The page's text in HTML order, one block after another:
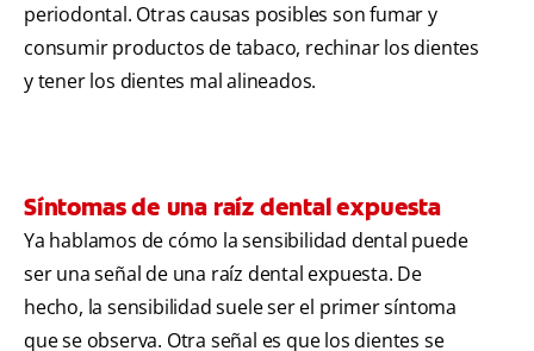
periodontal. Otras causas posibles son fumar y
consumir productos de tabaco, rechinar los dientes
y tener los dientes mal alineados.
Síntomas de una raíz dental expuesta
Ya hablamos de cómo la sensibilidad dental puede
ser una señal de una raíz dental expuesta. De
hecho, la sensibilidad suele ser el primer síntoma
que se observa. Otra señal es que los dientes se